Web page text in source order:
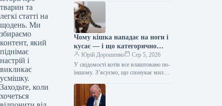
тварин та
легкі статті на
щодень. Ми
збираємо
контент, який
піднімає
настрій і
викликає
усмішку.
Заходьте, коли
хочеться
сцени та обмовився про…
Чому кішка нападає на ноги і
кусає — і що категорично
заборонено робити у відповідь
Юрій Дорошенко
Сер 5, 2026
У свідомості котів все влаштовано по-
іншому. З’ясуємо, що спонукає милу
домашнього бешкетника, і як
повернути спокій…